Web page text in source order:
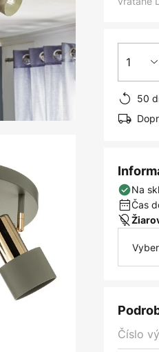
1
50
Na
Čas
Číslo